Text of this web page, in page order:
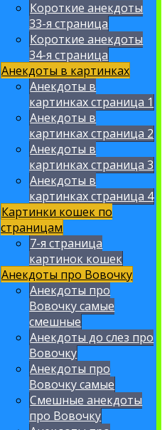
Короткие анекдоты
33-я страница
Короткие анекдоты
34-я страница
Анекдоты в картинках
Анекдоты в
картинках страница 1
Анекдоты в
картинках страница 2
Анекдоты в
картинках страница 3
Анекдоты в
картинках страница 4
Картинки кошек по
страницам
7-я страница
картинок кошек
Анекдоты про Вовочку
Анекдоты про
Вовочку самые
смешные
Анекдоты до слез про
Вовочку
Анекдоты про
Вовочку самые
Смешные анекдоты
про Вовочку